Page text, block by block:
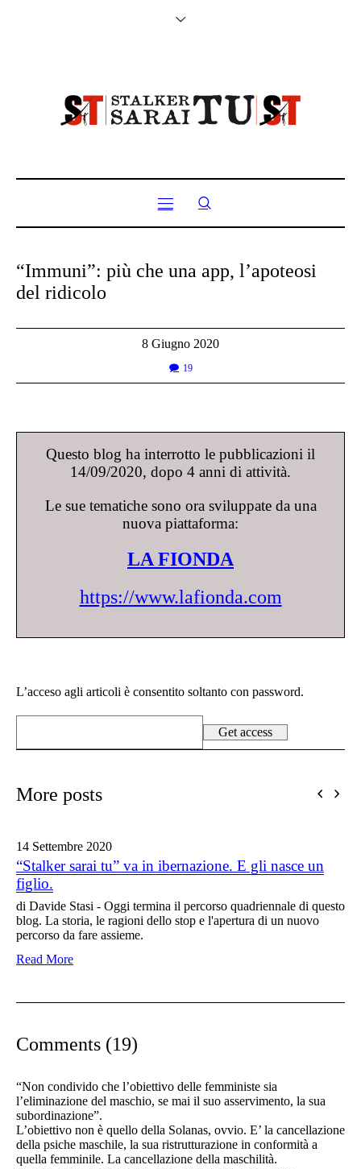
“Immuni”: più che una app, l’apoteosi
del ridicolo
8 Giugno 2020
19
Questo blog ha interrotto le pubblicazioni il
14/09/2020, dopo 4 anni di attività.
Le sue tematiche sono ora sviluppate da una
nuova piattaforma:
LA FIONDA
https://www.lafionda.com
L’acceso agli articoli è consentito soltanto con password.
More posts
14 Settembre 2020
“Stalker sarai tu” va in ibernazione. E gli nasce un
figlio.
di Davide Stasi - Oggi termina il percorso quadriennale di questo
blog. La storia, le ragioni dello stop e l'apertura di un nuovo
percorso da fare assieme.
Read More
Comments (19)
“Non condivido che l’obiettivo delle femministe sia
l’eliminazione del maschio, se mai il suo asservimento, la sua
subordinazione”.
L’obiettivo non è quello della Solanas, ovvio. E’ la cancellazione
della psiche maschile, la sua ristrutturazione in conformità a
quella femminile. La cancellazione della maschilità.